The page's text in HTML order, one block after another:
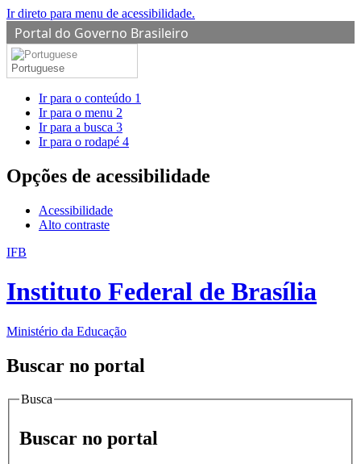
Ir direto para menu de acessibilidade.
Portal do Governo Brasileiro
Portuguese
Ir para o conteúdo 1
Ir para o menu 2
Ir para a busca 3
Ir para o rodapé 4
Opções de acessibilidade
Acessibilidade
Alto contraste
IFB
Instituto Federal de Brasília
Ministério da Educação
Buscar no portal
Busca
Buscar no portal